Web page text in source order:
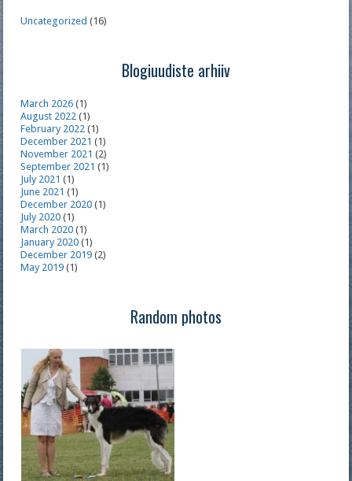
Uncategorized (16)
Blogiuudiste arhiiv
March 2026 (1)
August 2022 (1)
February 2022 (1)
December 2021 (1)
November 2021 (2)
September 2021 (1)
July 2021 (1)
June 2021 (1)
December 2020 (1)
July 2020 (1)
March 2020 (1)
January 2020 (1)
December 2019 (2)
May 2019 (1)
Random photos